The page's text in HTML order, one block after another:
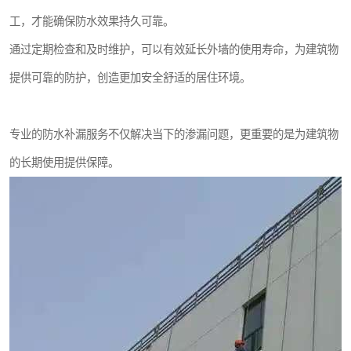
工，才能确保防水效果持久可靠。
通过定期检查和及时维护，可以有效延长外墙的使用寿命，为建筑物
提供可靠的防护，创造更加安全舒适的居住环境。
专业的防水补漏服务不仅解决当下的渗漏问题，更重要的是为建筑物
的长期使用提供保障。